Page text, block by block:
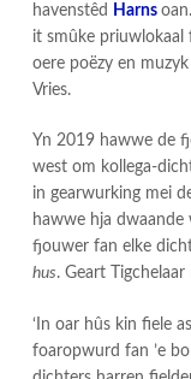
havenstêd
Harns oan.
it smûke
oere poëzy en
Vries.
Yn 2019 hawwe de
west om kollega-
in gearwurking mei
hawwe hja
fjouwer fan elke
hus. Geart
‘In oar hûs kin fiele
foaropwurd fan ’e